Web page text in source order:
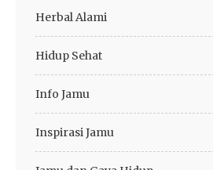
Herbal Alami
Hidup Sehat
Info Jamu
Inspirasi Jamu